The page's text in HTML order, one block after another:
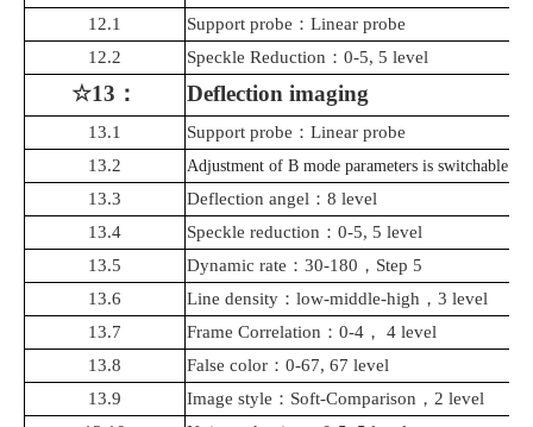
12.1 Support probe ： Linear probe
12.2 Speckle Reduction ： 0-5, 5 level
☆13 ： Deflection imaging
13.1 Support probe ： Linear probe
13.2
Adjustment of B mode parameters is switchable
13.3 Deflection angel ： 8 level
13.4
Speckle reduction ： 0-5, 5 level
13.5
Dynamic rate ： 30-180 ， Step 5
13.6
Line density ： low-middle-high ， 3 level
13.7
Frame Correlation ： 0-4 ， 4 level
13.8
False color ： 0-67, 67 level
13.9
Image style ： Soft-Comparison ， 2 level